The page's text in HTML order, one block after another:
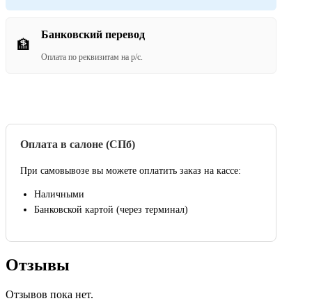
🏦
Банковский перевод
Оплата по реквизитам на р/с.
Оплата в салоне (СПб)
При самовывозе вы можете оплатить заказ на кассе:
Наличными
Банковской картой (через терминал)
Отзывы
Отзывов пока нет.